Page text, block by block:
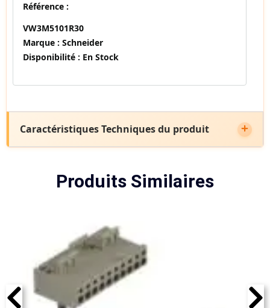
Référence :
VW3M5101R30
Marque : Schneider
Disponibilité : En Stock
Caractéristiques Techniques du produit
Produits Similaires